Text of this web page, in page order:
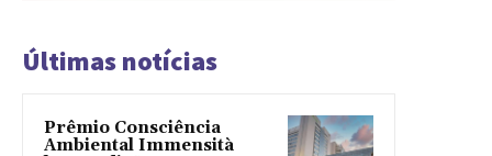
Últimas notícias
Prêmio Consciência
Ambiental Immensità